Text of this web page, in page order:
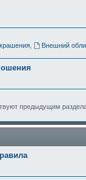
, Внешний
предыдущим